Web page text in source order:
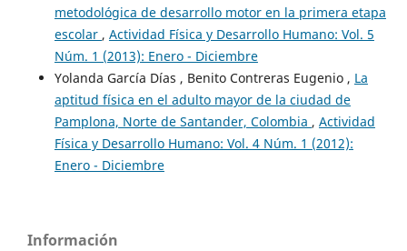
metodológica de desarrollo motor en la primera etapa
escolar , Actividad Física y Desarrollo Humano: Vol. 5
Núm. 1 (2013): Enero - Diciembre
Yolanda García Días , Benito Contreras Eugenio , La
aptitud física en el adulto mayor de la ciudad de
Pamplona, Norte de Santander, Colombia , Actividad
Física y Desarrollo Humano: Vol. 4 Núm. 1 (2012):
Enero - Diciembre
Información